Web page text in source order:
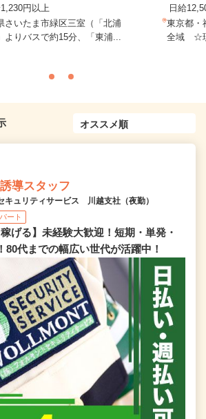
円以上
さいたま市緑区三室（「北浦
よりバスで約15分、「東浦...
日給
東京都・
全域 ☆
導スタッフ
キュリティサービス 川越支社（夜勤）
パート
げる】未経験大歓迎！短期・単発・
80代までの幅広い世代が活躍中！